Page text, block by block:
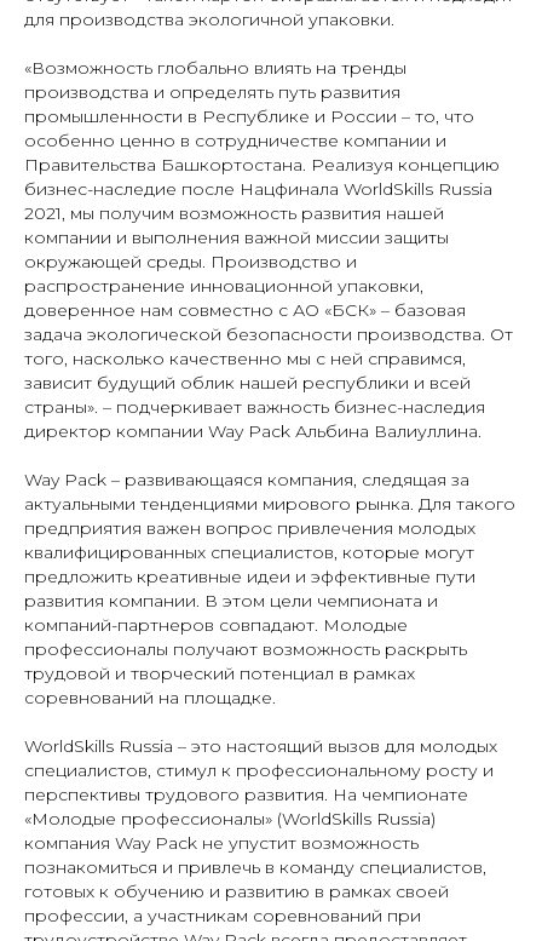
для производства экологичной упаковки.
«Возможность глобально влиять на тренды
производства и определять путь развития
промышленности в Республике и России – то, что
особенно ценно в сотрудничестве компании и
Правительства Башкортостана. Реализуя концепцию
бизнес-наследие после Нацфинала WorldSkills Russia
2021, мы получим возможность развития нашей
компании и выполнения важной миссии защиты
окружающей среды. Производство и
распространение инновационной упаковки,
доверенное нам совместно с АО «БСК» – базовая
задача экологической безопасности производства. От
того, насколько качественно мы с ней справимся,
зависит будущий облик нашей республики и всей
страны». – подчеркивает важность бизнес-наследия
директор компании Way Pack Альбина Валиуллина.
Way Pack – развивающаяся компания, следящая за
актуальными тенденциями мирового рынка. Для такого
предприятия важен вопрос привлечения молодых
квалифицированных специалистов, которые могут
предложить креативные идеи и эффективные пути
развития компании. В этом цели чемпионата и
компаний-партнеров совпадают. Молодые
профессионалы получают возможность раскрыть
трудовой и творческий потенциал в рамках
соревнований на площадке.
WorldSkills Russia – это настоящий вызов для молодых
специалистов, стимул к профессиональному росту и
перспективы трудового развития. На чемпионате
«Молодые профессионалы» (WorldSkills Russia)
компания Way Pack не упустит возможность
познакомиться и привлечь в команду специалистов,
готовых к обучению и развитию в рамках своей
профессии, а участникам соревнований при